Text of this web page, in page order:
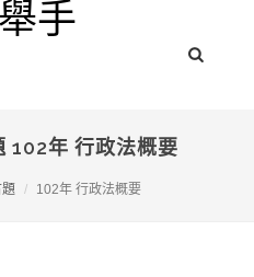
102年 行政法概要
102年 行政法概要